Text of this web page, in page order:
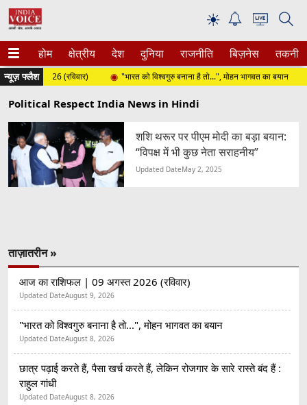
☀
होम क्षेत्रीय देश दुनिया राजनीति बिज़नेस तकनीक
न्यूज़ फ्लैश
अगस्त 2026 (रविवार) "भारत को विश्वगुरु बनाना है तो...", मोहन भागवत का बयान
Political Respect India News in Hindi
शशि थरूर पर पीएम मोदी का बड़ा बयान:
“विपक्ष में भी कुछ नेता सराहनीय”
Updated DateMay 2, 2025
ताज़ातरीन »
आज का राशिफल | 09 अगस्त 2026 (रविवार)
Updated DateAugust 9, 2026
"भारत को विश्वगुरु बनाना है तो...", मोहन भागवत का बयान
Updated DateAugust 8, 2026
छात्र पढ़ाई करते हैं, पैसा खर्च करते हैं, लेकिन रोजगार के सारे रास्ते बंद हैं :
राहुल गांधी
Updated DateAugust 8, 2026